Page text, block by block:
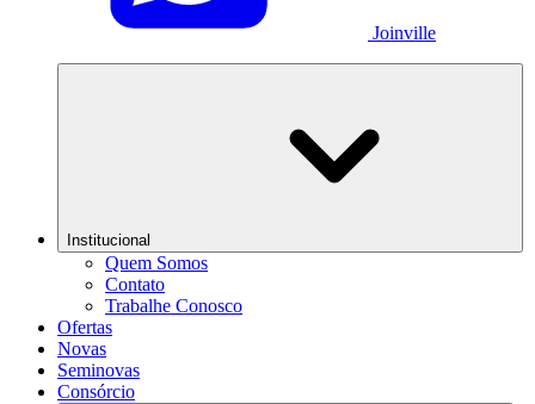
Joinville
Institucional
Quem Somos
Contato
Trabalhe Conosco
Ofertas
Novas
Seminovas
Consórcio